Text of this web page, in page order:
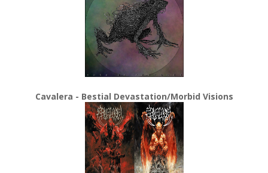
Cavalera - Bestial Devastation/Morbid Visions